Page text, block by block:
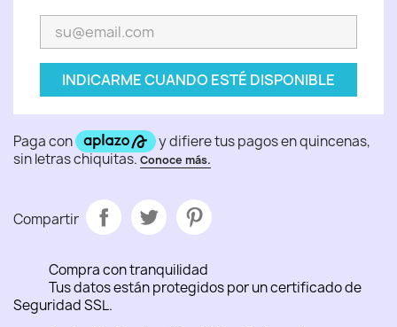
INDICARME CUANDO ESTÉ DISPONIBLE
Compartir
Compra con tranquilidad
Tus datos están protegidos por un certificado de
Seguridad SSL.